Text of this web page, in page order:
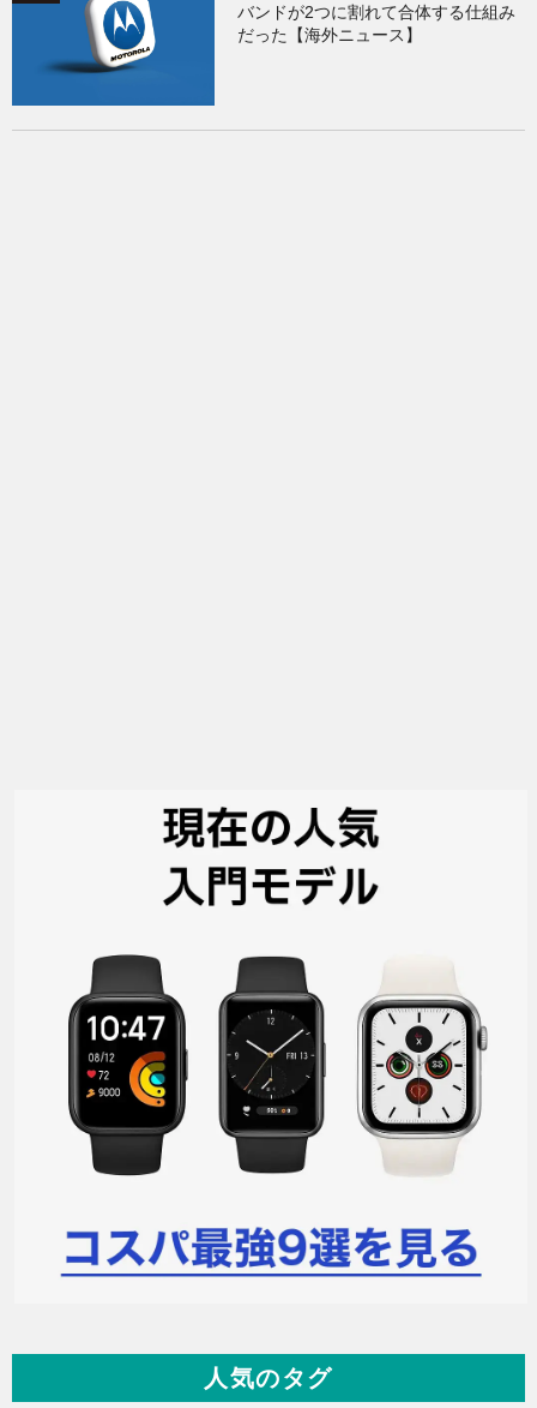
バンドが2つに割れて合体する仕組み
だった【海外ニュース】
人気のタグ